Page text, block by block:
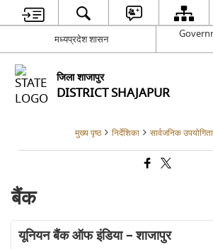
मध्यप्रदेश शासन
जिला शाजापुर
DISTRICT SHAJAPUR
मुख्य पृष्ठ निर्देशिका सार्वजनिक
बैंक
यूनियन बैंक ऑफ इंडिया – शाजापुर